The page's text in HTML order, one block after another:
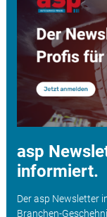
asp
informiert.
Der asp Newsletter
Branchen-